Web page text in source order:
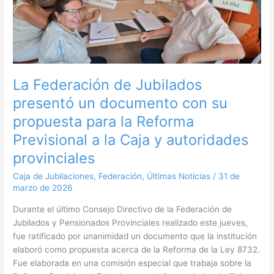
La Federación de Jubilados
presentó un documento con su
propuesta para la Reforma
Previsional a la Caja y autoridades
provinciales
Caja de Jubilaciones, Federación, Últimas Noticias / 31 de
marzo de 2026
Durante el último Consejo Directivo de la Federación de
Jubilados y Pensionados Provinciales realizado este jueves,
fue ratificado por unanimidad un documento que la institución
elaboró como propuesta acerca de la Reforma de la Ley 8732.
Fue elaborada en una comisión especial que trabaja sobre la
documento
con
propuesta
para
la
Reforma
Previsional
a
la
Caja
y
autoridades
provinciales